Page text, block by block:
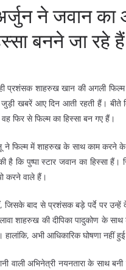
ने जवान का
बनने जा रहे हैं
प्रशंसक शाहरुख खान की अगली
खबरें आए दिन आती रहती हैं।
फिर से फिल्म का हिस्सा बन गए हैं।
में शाहरुख के साथ काम करने के
कि पुष्पा स्टार जवान का हिस्सा
करने वाले हैं।
जिसके बाद से प्रशंसक बड़े पर्दे पर
शाहरुख की दीपिका पादुकोण के
अभी आधिकारिक घोषणा नहीं
वाली अभिनेत्री नयनतारा के साथ